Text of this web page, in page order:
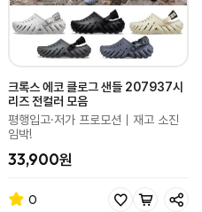
크록스 에코 클로그 샌들 207937시
리즈 전컬러 모음
평행입고·저가 프로모션｜재고 소진
임박!
33,900원
0